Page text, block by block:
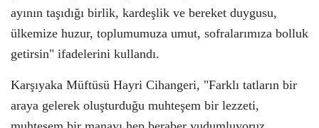
ayının taşıdığı birlik, kardeşlik ve bereket duygusu,
ülkemize huzur, toplumumuza umut, sofralarımıza bolluk
getirsin" ifadelerini kullandı.
Karşıyaka Müftüsü Hayri Cihangeri, "Farklı tatların bir
araya gelerek oluşturduğu muhteşem bir lezzeti,